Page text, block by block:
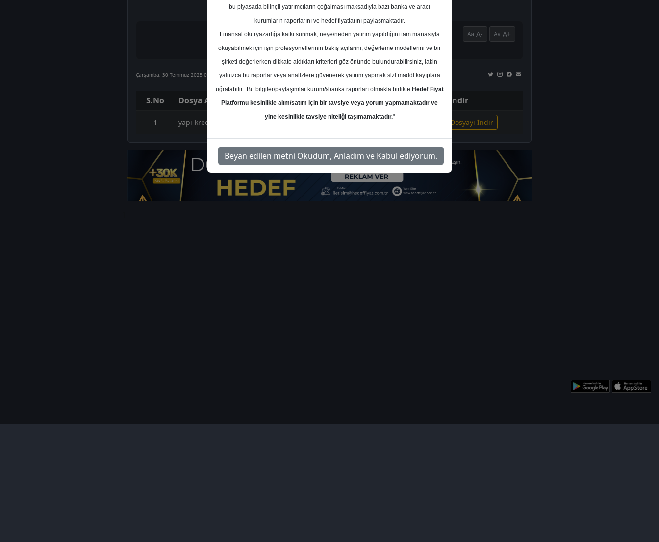
A- A+
Çarşamba, 30 Temmuz 2025 00:00
S.No Dosya Adı İndir
1 yapi-kredi-yatirim-sirket-haberleri-555553 İlgili Dosyayı İndir
bu piyasada bilinçli yatırımcıların çoğalması maksadıyla bazı banka ve aracı
kurumların raporlarını ve hedef fiyatlarını paylaşmaktadır.
Finansal okuryazarlığa katkı sunmak, neye/neden yatırım yapıldığını tam manasıyla
okuyabilmek için işin profesyonellerinin bakış açılarını, değerleme modellerini ve bir
şirketi değerlerken dikkate aldıkları kriterleri göz önünde bulundurabilirsiniz, lakin
yalnızca bu raporlar veya analizlere güvenerek yatırım yapmak sizi maddi kayıplara
uğratabilir.. Bu bilgiler/paylaşımlar kurum&banka raporları olmakla birlikte Hedef Fiyat
Platformu kesinlikle alım/satım için bir tavsiye veya yorum yapmamaktadır ve
yine kesinlikle tavsiye niteliği taşımamaktadır."
Beyan edilen metni Okudum, Anladım ve Kabul ediyorum.